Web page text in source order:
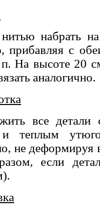
набрать
прибавляя с
На высоте 20
аналогично.
все детали
теплым
не деформируя
если